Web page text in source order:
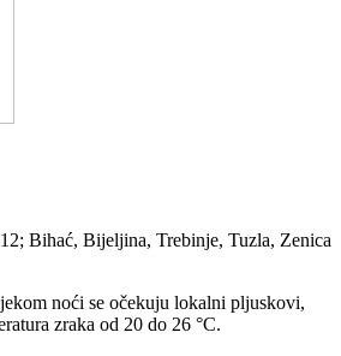
Bihać, Bijeljina, Trebinje, Tuzla, Zenica
noći se očekuju lokalni pljuskovi,
zraka od 20 do 26 °C.